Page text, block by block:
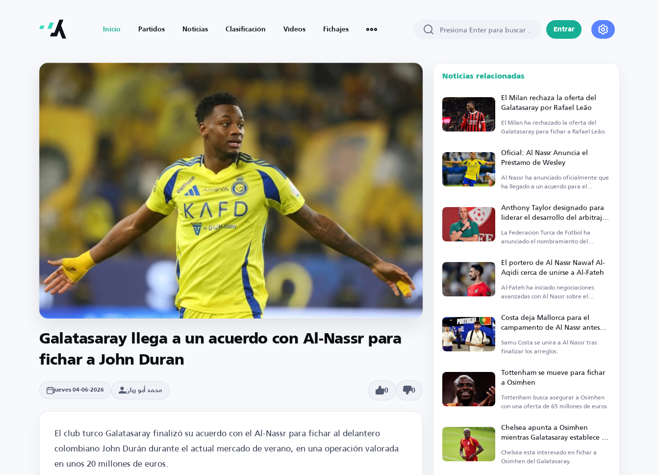
Inicio Partidos Noticias Clasificación Vídeos Fichajes Entrar
Galatasaray llega a un acuerdo con Al-Nassr para
fichar a John Duran
jueves 04-06-2026 محمد أبو ريان 0 0
El club turco Galatasaray finalizó su acuerdo con el Al-Nassr para fichar al delantero
colombiano John Durán durante el actual mercado de verano, en una operación valorada
en unos 20 millones de euros.
Noticias relacionadas
El Milan rechaza la oferta del
Galatasaray por Rafael Leão
El Milan ha rechazado la oferta del
Galatasaray para fichar a Rafael Leão.
Oficial: Al Nassr Anuncia el
Préstamo de Wesley
Al Nassr ha anunciado oficialmente que
ha llegado a un acuerdo para el
Anthony Taylor designado para
liderar el desarrollo del arbitraje
en Turquía
La Federación Turca de Fútbol ha
anunciado el nombramiento del
Taylor.
El portero de Al Nassr Nawaf Al-
Aqidi cerca de unirse a Al-Fateh
Al-Fateh ha iniciado negociaciones
avanzadas con Al Nassr sobre el
Costa deja Mallorca para el
campamento de Al Nassr antes
del anuncio oficial
Samu Costa se unirá a Al Nassr tras
finalizar los arreglos.
Tottenham se mueve para fichar
a Osimhen
Tottenham busca asegurar a Osimhen
con una oferta de 65 millones de euros.
Chelsea apunta a Osimhen
mientras Galatasaray establece su
precio
Chelsea está interesado en fichar a
Osimhen del Galatasaray.